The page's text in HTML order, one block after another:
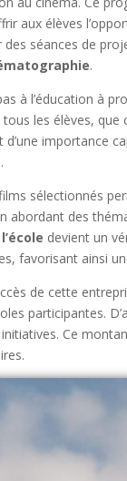
aux élèves
des séances de
.
à l’éducation à
tous les élèves,
importance
sélectionnés
abordant des
l’école devient un
favorisant ainsi
de cette
participantes.
Ce